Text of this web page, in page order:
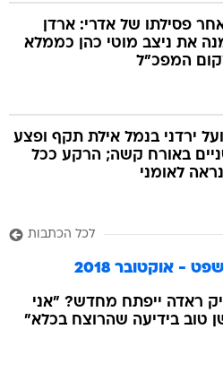
פסילתו של אדרי: ארדן
את ניצב מוטי כהן כממלא
המפכ"ל
ירדני בנמל אילת תקף ופצע
באורח קשה; הרקע ככל
לאומני
לכל הכתבות
- אוקטובר 2018
ראדה ייפתח מחדש? "אני
טוב בידיעה שהרוצח בכלא"